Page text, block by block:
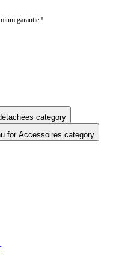
!
category
for Accessoires category